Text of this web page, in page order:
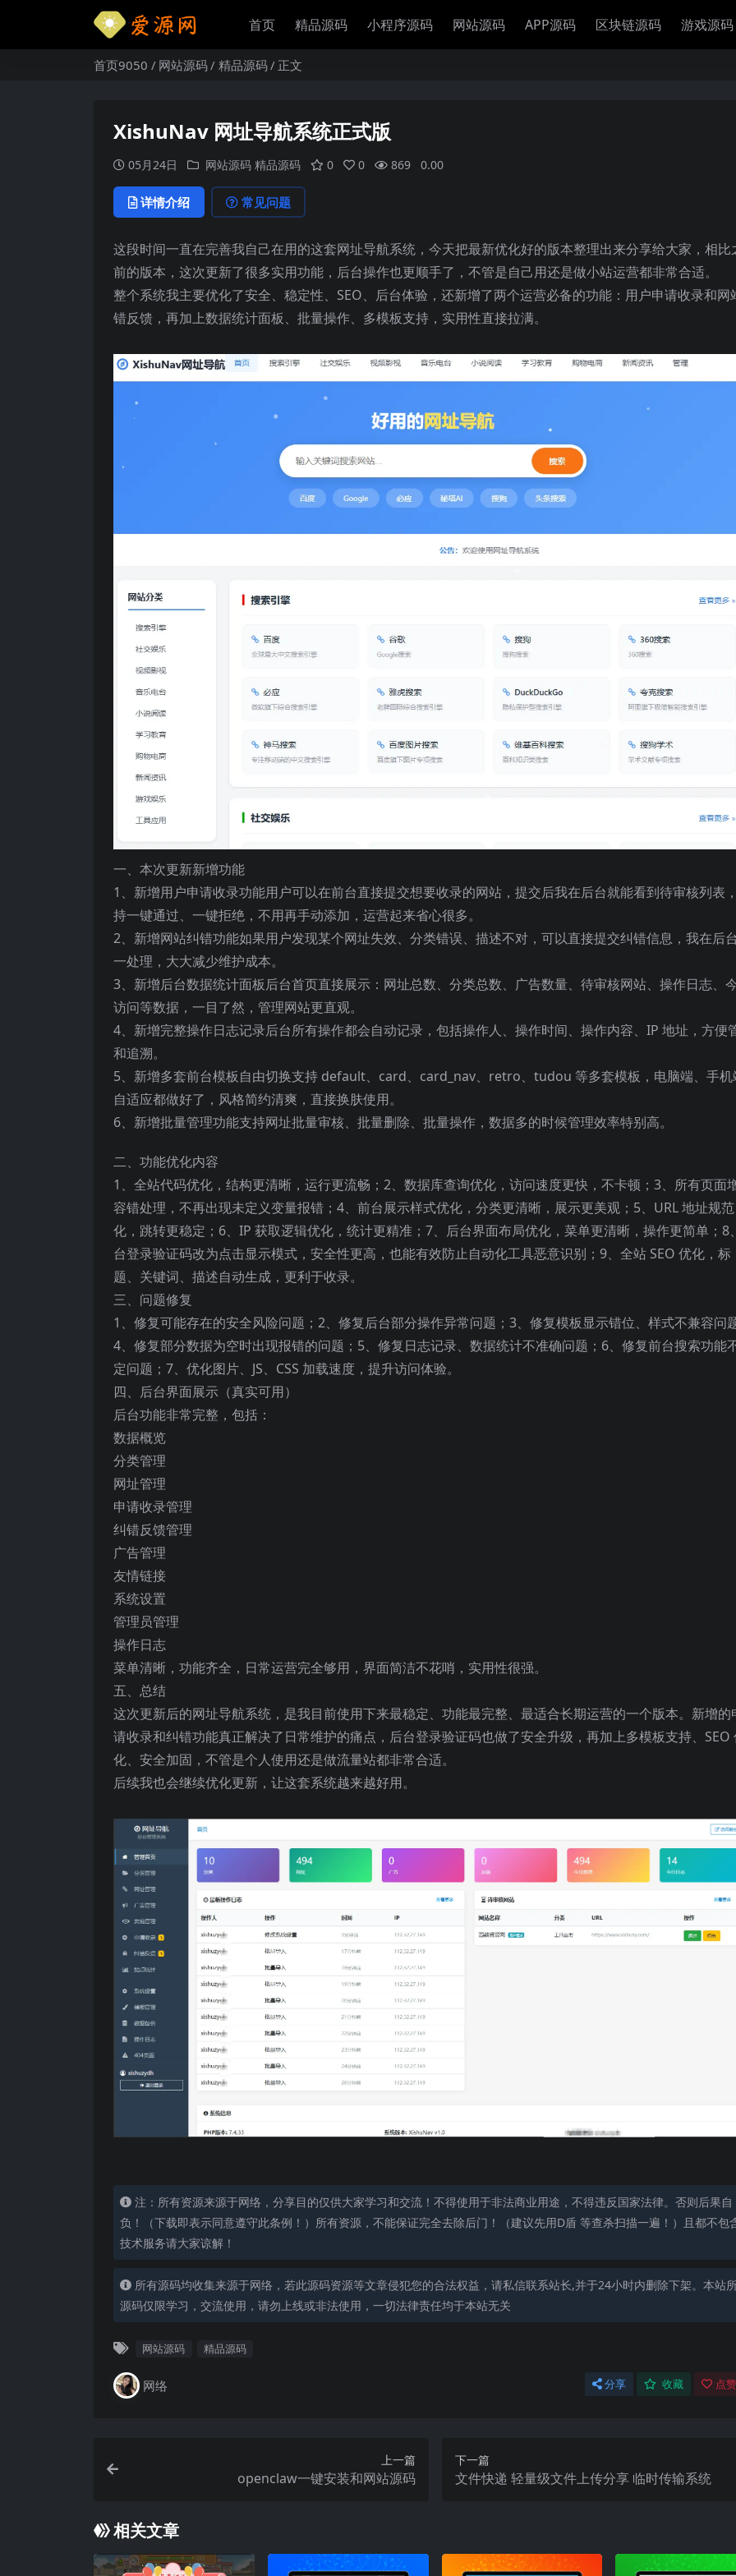
首页 精品源码 小程序源码 网站源码 APP源码 区块链源码 游戏源码
首页9050 网站源码 精品源码 正文
XishuNav 网址导航系统正式版
05月24日 网站源码 精品源码 0 0 869 0.00
详情介绍 常见问题
这段时间一直在完善我自己在用的这套网址导航系统，今天把最新优化好的版本整理出来分享给大家，相比
前的版本，这次更新了很多实用功能，后台操作也更顺手了，不管是自己用还是做小站运营都非常合适。
整个系统我主要优化了安全、稳定性、SEO、后台体验，还新增了两个运营必备的功能：用户申请收录和网
错反馈，再加上数据统计面板、批量操作、多模板支持，实用性直接拉满。
一、本次更新新增功能
1、新增用户申请收录功能用户可以在前台直接提交想要收录的网站，提交后我在后台就能看到待审核列表
持一键通过、一键拒绝，不用再手动添加，运营起来省心很多。
2、新增网站纠错功能如果用户发现某个网址失效、分类错误、描述不对，可以直接提交纠错信息，我在后
一处理，大大减少维护成本。
3、新增后台数据统计面板后台首页直接展示：网址总数、分类总数、广告数量、待审核网站、操作日志、
访问等数据，一目了然，管理网站更直观。
4、新增完整操作日志记录后台所有操作都会自动记录，包括操作人、操作时间、操作内容、IP 地址，方便
和追溯。
5、新增多套前台模板自由切换支持 default、card、card_nav、retro、tudou 等多套模板，电脑端、手机
自适应都做好了，风格简约清爽，直接换肤使用。
6、新增批量管理功能支持网址批量审核、批量删除、批量操作，数据多的时候管理效率特别高。
二、功能优化内容
1、全站代码优化，结构更清晰，运行更流畅；2、数据库查询优化，访问速度更快，不卡顿；3、所有页面
容错处理，不再出现未定义变量报错；4、前台展示样式优化，分类更清晰，展示更美观；5、URL 地址规范
化，跳转更稳定；6、IP 获取逻辑优化，统计更精准；7、后台界面布局优化，菜单更清晰，操作更简单；8
台登录验证码改为点击显示模式，安全性更高，也能有效防止自动化工具恶意识别；9、全站 SEO 优化，标
题、关键词、描述自动生成，更利于收录。
三、问题修复
1、修复可能存在的安全风险问题；2、修复后台部分操作异常问题；3、修复模板显示错位、样式不兼容问
4、修复部分数据为空时出现报错的问题；5、修复日志记录、数据统计不准确问题；6、修复前台搜索功能
定问题；7、优化图片、JS、CSS 加载速度，提升访问体验。
四、后台界面展示（真实可用）
后台功能非常完整，包括：
数据概览
分类管理
网址管理
申请收录管理
纠错反馈管理
广告管理
友情链接
系统设置
管理员管理
操作日志
菜单清晰，功能齐全，日常运营完全够用，界面简洁不花哨，实用性很强。
五、总结
这次更新后的网址导航系统，是我目前使用下来最稳定、功能最完整、最适合长期运营的一个版本。新增的
请收录和纠错功能真正解决了日常维护的痛点，后台登录验证码也做了安全升级，再加上多模板支持、SEO
化、安全加固，不管是个人使用还是做流量站都非常合适。
后续我也会继续优化更新，让这套系统越来越好用。​
注：所有资源来源于网络，分享目的仅供大家学习和交流！不得使用于非法商业用途，不得违反国家法律。否则后果自
负！（下载即表示同意遵守此条例！）所有资源，不能保证完全去除后门！（建议先用D盾 等查杀扫描一遍！）且都不包
技术服务请大家谅解！
所有源码均收集来源于网络，若此源码资源等文章侵犯您的合法权益，请私信联系站长,并于24小时内删除下架。本站
源码仅限学习，交流使用，请勿上线或非法使用，一切法律责任均于本站无关
网站源码 精品源码
网络 分享 收藏 点
上一篇
openclaw一键安装和网站源码
下一篇
文件快递 轻量级文件上传分享 临时传输系统
相关文章